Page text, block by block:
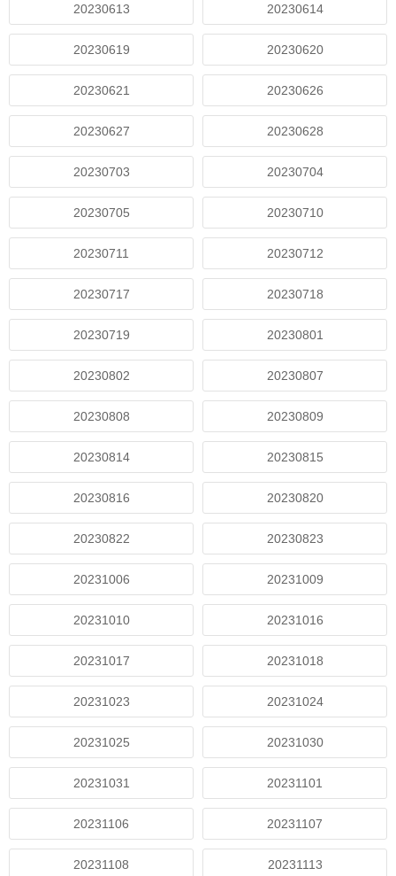
20230613 20230614
20230619 20230620
20230621 20230626
20230627 20230628
20230703 20230704
20230705 20230710
20230711 20230712
20230717 20230718
20230719 20230801
20230802 20230807
20230808 20230809
20230814 20230815
20230816 20230820
20230822 20230823
20231006 20231009
20231010 20231016
20231017 20231018
20231023 20231024
20231025 20231030
20231031 20231101
20231106 20231107
20231108 20231113